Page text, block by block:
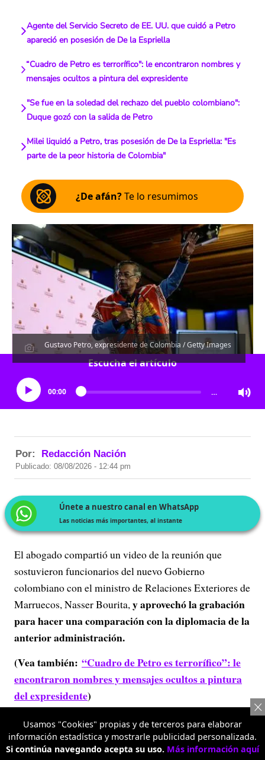
Agente del Servicio Secreto de EE. UU. que cuidó a Petro
apareció en posesión de De la Espriella
“Cuadro de Petro es terrorífico": le encontraron nombres y
mensajes ocultos a pintura del expresidente
"Se fue en la soledad del rechazo del pueblo colombiano":
Duque gozó con la salida de Petro
Milei liquidó a Petro, tras posesión de De la Espriella: "Es
parte de la peor historia de Colombia"
¿De afán?Te lo resumimos
Gustavo Petro, expresidente de Colombia / Getty Images
Escucha el artículo
00:00 …
Por: Redacción Nación
Publicado: 08/08/2026 - 12:44 pm
Únete a nuestro canal en WhatsApp
Las noticias más importantes, al instante
El abogado compartió un video de la reunión que
sostuvieron funcionarios del nuevo Gobierno
colombiano con el ministro de Relaciones Exteriores de
Marruecos, Nasser Bourita,y aprovechó la grabación
para hacer una comparación con la diplomacia de la
anterior administración.
(Vea también: “Cuadro de Petro es terrorífico”: le
encontraron nombres y mensajes ocultos a pintura
del expresidente)
Usamos "Cookies" propias y de terceros para elaborar
información estadística y mostrarle publicidad personalizada.
Si continúa navegando acepta su uso. Más información aquí